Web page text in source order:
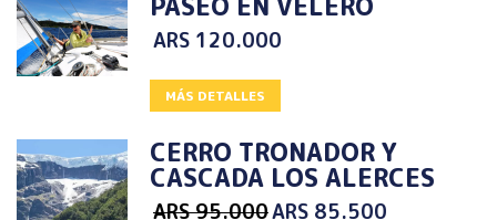
ARS 120.000
MÁS DETALLES
CERRO TRONADOR Y
CASCADA LOS ALERCES
ARS95.000ARS 85.500